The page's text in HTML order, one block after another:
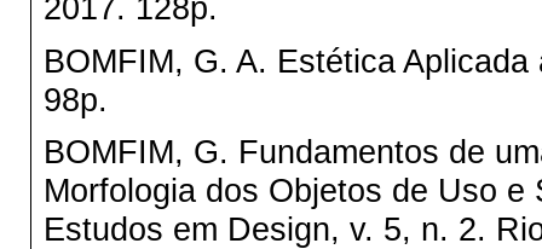
2017. 128p.
BOMFIM, G. A. Estética Aplicada
98p.
BOMFIM, G. Fundamentos de
Morfologia dos Objetos de Uso
Estudos em Design, v. 5, n. 2.